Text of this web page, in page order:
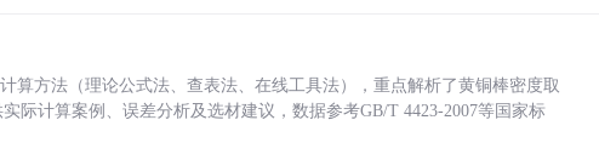
算方法（理论公式法、查表法、在线工具法），重点解析了黄铜棒密度取
际计算案例、误差分析及选材建议，数据参考GB/T 4423-2007等国家标